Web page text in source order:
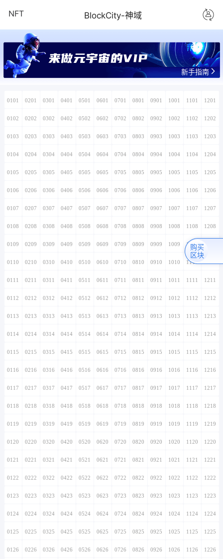
NFT BlockCity-神域
来做元宇宙的VIP
新手指南
0101 0201 0301 0401 0501 0601 0701 0801 0901 1001 1101 1201
0102 0202 0302 0402 0502 0602 0702 0802 0902 1002 1102 1202
0103 0203 0303 0403 0503 0603 0703 0803 0903 1003 1103 1203
0104 0204 0304 0404 0504 0604 0704 0804 0904 1004 1104 1204
0105 0205 0305 0405 0505 0605 0705 0805 0905 1005 1105 1205
0106 0206 0306 0406 0506 0606 0706 0806 0906 1006 1106 1206
0107 0207 0307 0407 0507 0607 0707 0807 0907 1007 1107 1207
0108 0208 0308 0408 0508 0608 0708 0808 0908 1008 1108 1208
0109 0209 0309 0409 0509 0609 0709 0809 0909 1009 1109
0110 0210 0310 0410 0510 0610 0710 0810 0910 1010 1110
0111 0211 0311 0411 0511 0611 0711 0811 0911 1011 1111 1211
0112 0212 0312 0412 0512 0612 0712 0812 0912 1012 1112 1212
0113 0213 0313 0413 0513 0613 0713 0813 0913 1013 1113 1213
0114 0214 0314 0414 0514 0614 0714 0814 0914 1014 1114 1214
0115 0215 0315 0415 0515 0615 0715 0815 0915 1015 1115 1215
0116 0216 0316 0416 0516 0616 0716 0816 0916 1016 1116 1216
0117 0217 0317 0417 0517 0617 0717 0817 0917 1017 1117 1217
0118 0218 0318 0418 0518 0618 0718 0818 0918 1018 1118 1218
0119 0219 0319 0419 0519 0619 0719 0819 0919 1019 1119 1219
0120 0220 0320 0420 0520 0620 0720 0820 0920 1020 1120 1220
0121 0221 0321 0421 0521 0621 0721 0821 0921 1021 1121 1221
0122 0222 0322 0422 0522 0622 0722 0822 0922 1022 1122 1222
0123 0223 0323 0423 0523 0623 0723 0823 0923 1023 1123 1223
0124 0224 0324 0424 0524 0624 0724 0824 0924 1024 1124 1224
0125 0225 0325 0425 0525 0625 0725 0825 0925 1025 1125 1225
0126 0226 0326 0426 0526 0626 0726 0826 0926 1026 1126 1226
购买
区块